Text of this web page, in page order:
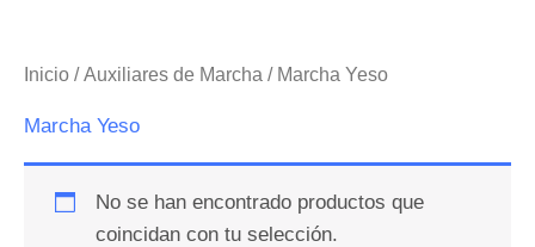
Inicio /Auxiliares de Marcha / Marcha Yeso
Marcha Yeso
No se han encontrado productos que
coincidan con tu selección.